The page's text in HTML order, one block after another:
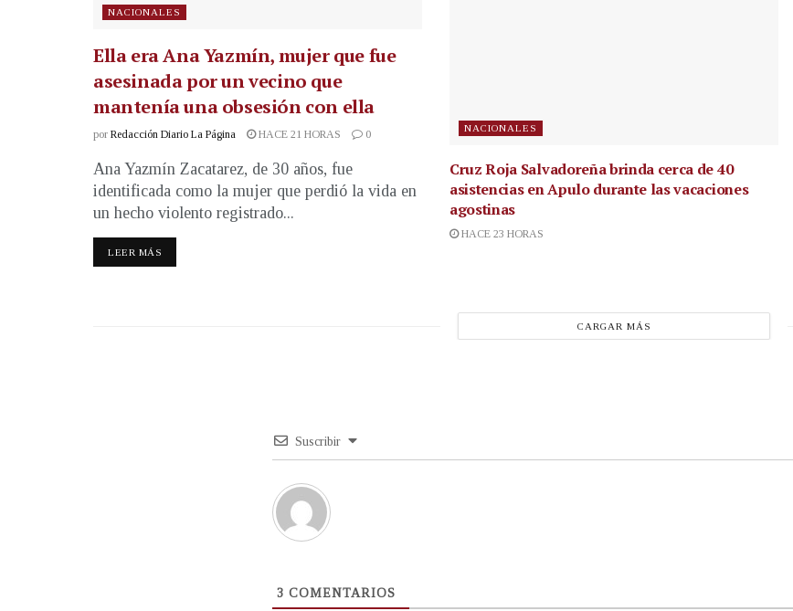
NACIONALES
Ella era Ana Yazmín, mujer que fue
asesinada por un vecino que
mantenía una obsesión con ella
por Redacción Diario La Página HACE 21 HORAS 0
Ana Yazmín Zacatarez, de 30 años, fue
identificada como la mujer que perdió la vida en
un hecho violento registrado...
LEER MÁS
NACIONALES
Cruz Roja Salvadoreña brinda cerca de 40
asistencias en Apulo durante las vacaciones
agostinas
HACE 23 HORAS
CARGAR MÁS
Suscribir
3 COMENTARIOS